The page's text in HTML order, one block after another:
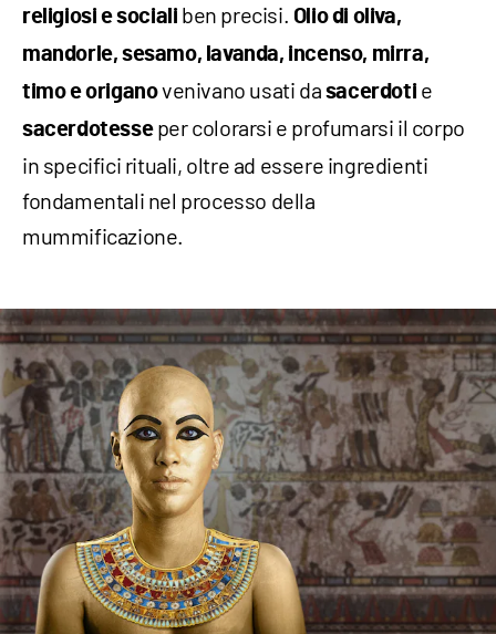
religiosi e sociali ben precisi. Olio di oliva,
mandorle, sesamo, lavanda, incenso, mirra,
timo e origanovenivano usati da sacerdoti e
sacerdotesseper colorarsi e profumarsi il corpo
in specifici rituali, oltre ad essere ingredienti
fondamentali nel processo della
mummificazione.